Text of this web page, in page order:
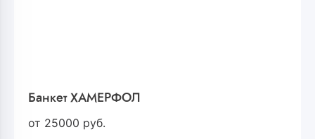
Банкет ХАМЕРФОЛ
от 25000 руб.